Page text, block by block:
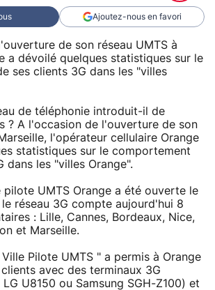
Ajoutez-nous en favori
de son réseau UMTS à
a dévoilé quelques statistiques sur le
ses clients 3G dans les "villes
de téléphonie introduit-il de
? A l'occasion de l'ouverture de son
l'opérateur cellulaire Orange
statistiques sur le comportement
dans les "villes Orange".
pilote UMTS Orange a été ouverte le
réseau 3G compte aujourd'hui 8
: Lille, Cannes, Bordeaux, Nice,
et Marseille.
Pilote UMTS " a permis à Orange
avec des terminaux 3G
U8150 ou Samsung SGH-Z100) et